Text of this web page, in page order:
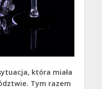
która miała
Tym razem